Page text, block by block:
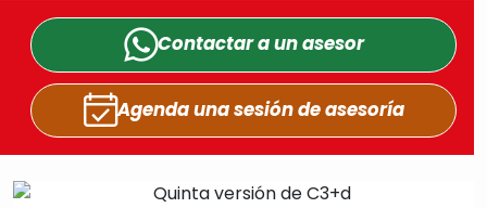
Contactar a unasesor
Agenda una sesiónde asesoría